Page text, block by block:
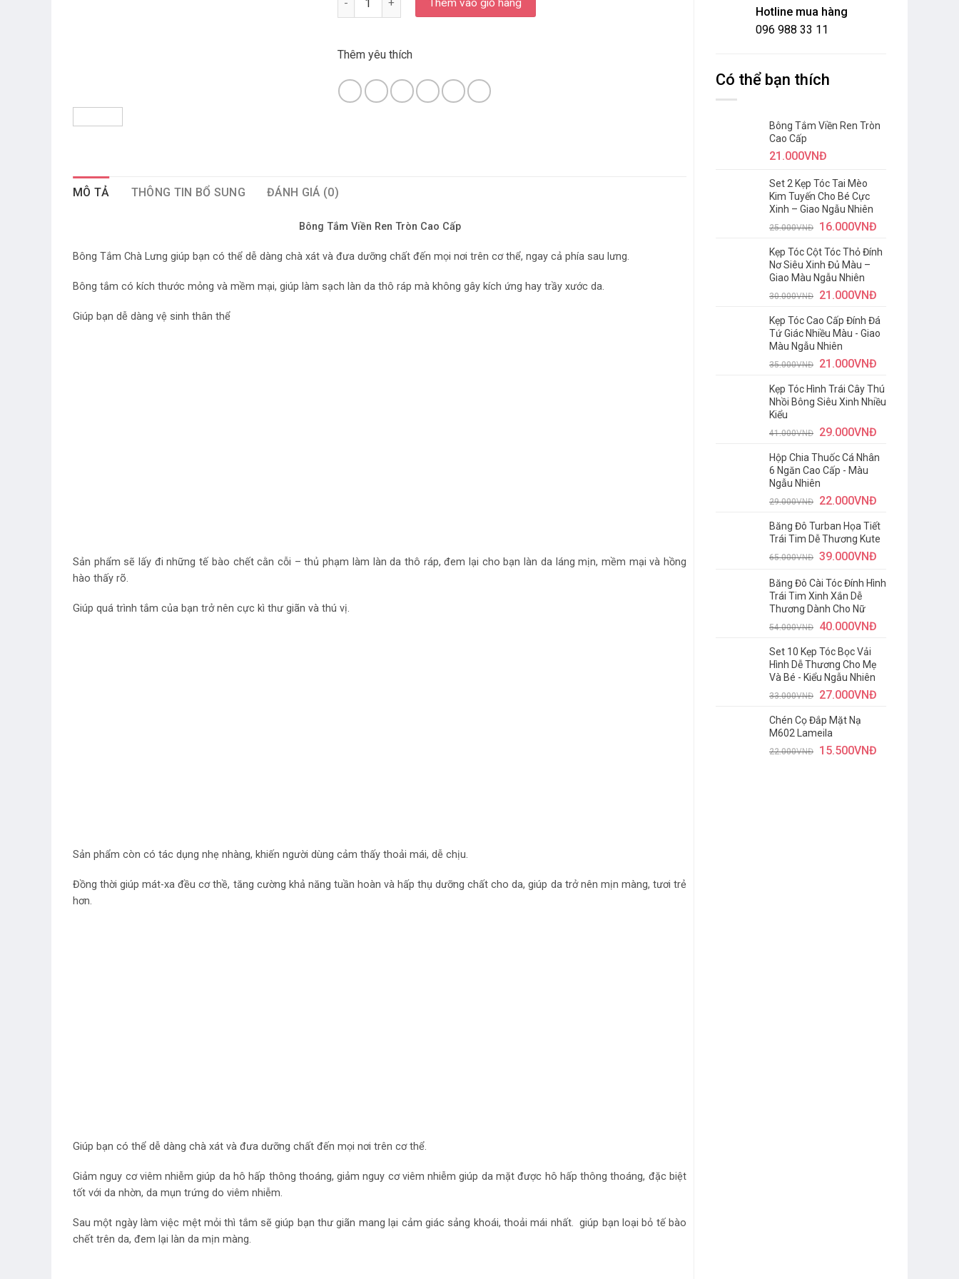
Hotline mua hàng
096 988 33 11
Có thể bạn thích
Bông Tắm Viền Ren Tròn
Cao Cấp
21.000VNĐ
Set 2 Kẹp Tóc Tai Mèo
Kim Tuyến Cho Bé Cực
Xinh – Giao Ngẫu Nhiên
25.000VNĐ 16.000VNĐ
Kẹp Tóc Cột Tóc Thỏ Đính
Nơ Siêu Xinh Đủ Màu –
Giao Màu Ngẫu Nhiên
30.000VNĐ 21.000VNĐ
Kẹp Tóc Cao Cấp Đính Đá
Tứ Giác Nhiều Màu - Giao
Màu Ngẫu Nhiên
35.000VNĐ 21.000VNĐ
Kẹp Tóc Hình Trái Cây Thú
Nhồi Bông Siêu Xinh Nhiều
Kiểu
41.000VNĐ 29.000VNĐ
Hộp Chia Thuốc Cá Nhân
6 Ngăn Cao Cấp - Màu
Ngẫu Nhiên
29.000VNĐ 22.000VNĐ
Băng Đô Turban Họa Tiết
Trái Tim Dễ Thương Kute
65.000VNĐ 39.000VNĐ
Băng Đô Cài Tóc Đính Hình
Trái Tim Xinh Xắn Dễ
Thương Dành Cho Nữ
54.000VNĐ 40.000VNĐ
Set 10 Kẹp Tóc Bọc Vải
Hình Dễ Thương Cho Mẹ
Và Bé - Kiểu Ngẫu Nhiên
33.000VNĐ 27.000VNĐ
Chén Cọ Đắp Mặt Nạ
M602 Lameila
22.000VNĐ 15.500VNĐ
Thêm vào giỏ hàng
Thêm yêu thích
MÔ TẢ THÔNG TIN BỔ SUNG ĐÁNH GIÁ (0)
Bông Tắm Viền Ren Tròn Cao Cấp
Bông Tắm Chà Lưng giúp bạn có thể dễ dàng chà xát và đưa dưỡng chất đến mọi nơi trên cơ thể, ngay cả phía sau lưng.
Bông tắm có kích thước mỏng và mềm mại, giúp làm sạch làn da thô ráp mà không gây kích ứng hay trầy xước da.
Giúp bạn dễ dàng vệ sinh thân thể
Sản phẩm sẽ lấy đi những tế bào chết cằn cỗi – thủ phạm làm làn da thô ráp, đem lại cho bạn làn da láng mịn, mềm mại và hồng
hào thấy rõ.
Giúp quá trình tắm của bạn trở nên cực kì thư giãn và thú vị.
Sản phẩm còn có tác dụng nhẹ nhàng, khiến người dùng cảm thấy thoải mái, dễ chịu.
Đồng thời giúp mát-xa đều cơ thề, tăng cường khả năng tuần hoàn và hấp thụ dưỡng chất cho da, giúp da trở nên mịn màng, tươi trẻ
hơn.
Giúp bạn có thể dễ dàng chà xát và đưa dưỡng chất đến mọi nơi trên cơ thể.
Giảm nguy cơ viêm nhiễm giúp da hô hấp thông thoáng, giảm nguy cơ viêm nhiễm giúp da mặt được hô hấp thông thoáng, đặc biệt
tốt với da nhờn, da mụn trứng do viêm nhiễm.
Sau một ngày làm việc mệt mỏi thì tắm sẽ giúp bạn thư giãn mang lại cảm giác sảng khoái, thoải mái nhất. giúp bạn loại bỏ tế bào
chết trên da, đem lại làn da mịn màng.